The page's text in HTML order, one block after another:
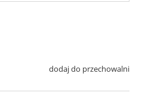
dodaj do przechowalni